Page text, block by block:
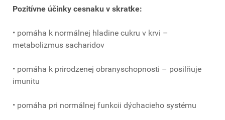
Pozitívne účinky cesnaku v skratke:
• pomáha k normálnej hladine cukru v krvi –
metabolizmus sacharidov
• pomáha k prirodzenej obranyschopnosti – posilňuje
imunitu
• pomáha pri normálnej funkcii dýchacieho systému